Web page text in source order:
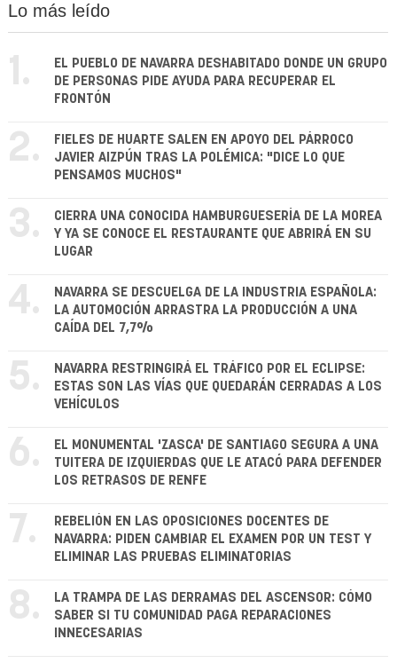
Lo más leído
1.
EL PUEBLO DE NAVARRA DESHABITADO DONDE UN GRUPO
DE PERSONAS PIDE AYUDA PARA RECUPERAR EL
FRONTÓN
2.
FIELES DE HUARTE SALEN EN APOYO DEL PÁRROCO
JAVIER AIZPÚN TRAS LA POLÉMICA: "DICE LO QUE
PENSAMOS MUCHOS"
3.
CIERRA UNA CONOCIDA HAMBURGUESERÍA DE LA MOREA
Y YA SE CONOCE EL RESTAURANTE QUE ABRIRÁ EN SU
LUGAR
4.
NAVARRA SE DESCUELGA DE LA INDUSTRIA ESPAÑOLA:
LA AUTOMOCIÓN ARRASTRA LA PRODUCCIÓN A UNA
CAÍDA DEL 7,7%
5.
NAVARRA RESTRINGIRÁ EL TRÁFICO POR EL ECLIPSE:
ESTAS SON LAS VÍAS QUE QUEDARÁN CERRADAS A LOS
VEHÍCULOS
6.
EL MONUMENTAL 'ZASCA' DE SANTIAGO SEGURA A UNA
TUITERA DE IZQUIERDAS QUE LE ATACÓ PARA DEFENDER
LOS RETRASOS DE RENFE
7.
REBELIÓN EN LAS OPOSICIONES DOCENTES DE
NAVARRA: PIDEN CAMBIAR EL EXAMEN POR UN TEST Y
ELIMINAR LAS PRUEBAS ELIMINATORIAS
8.
LA TRAMPA DE LAS DERRAMAS DEL ASCENSOR: CÓMO
SABER SI TU COMUNIDAD PAGA REPARACIONES
INNECESARIAS